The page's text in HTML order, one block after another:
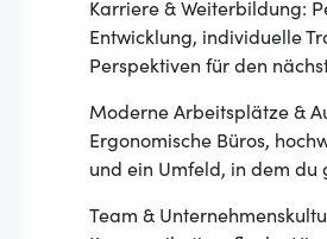
Karriere & Weiterbildung:
Entwicklung, individuelle
Perspektiven für den
Moderne Arbeitsplätze &
Ergonomische Büros,
und ein Umfeld, in dem du
Team &